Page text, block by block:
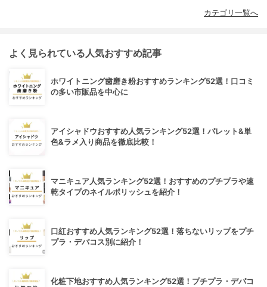
カテゴリ一覧へ
よく見られている人気おすすめ記事
ホワイトニング歯磨き粉おすすめランキング52選！口コミ
の多い市販品を中心に
アイシャドウおすすめ人気ランキング52選！パレット&単
色&ラメ入り商品を徹底比較！
マニキュア人気ランキング52選！おすすめのプチプラや速
乾タイプのネイルポリッシュを紹介！
口紅おすすめ人気ランキング52選！落ちないリップをプチ
プラ・デパコス別に紹介！
化粧下地おすすめ人気ランキング52選！プチプラ・デパコ